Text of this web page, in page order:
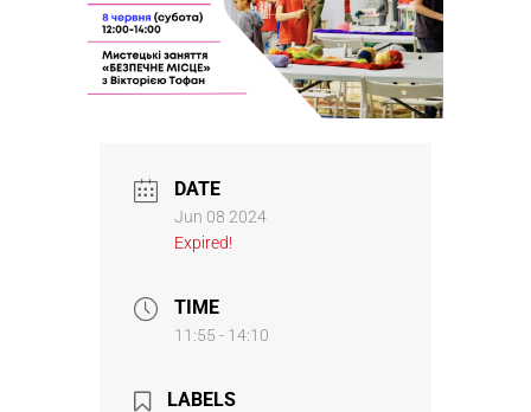
DATE
Jun 08 2024
Expired!
TIME
11:55 - 14:10
LABELS